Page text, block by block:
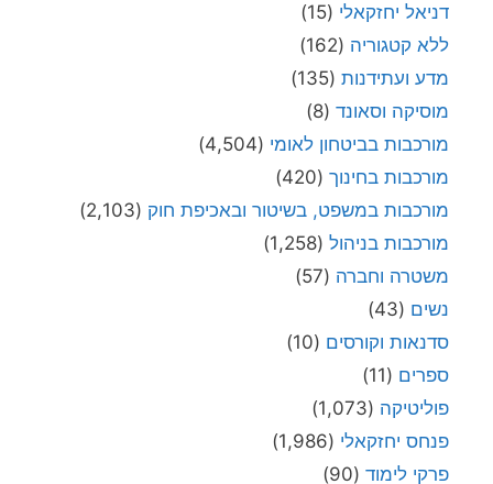
דניאל יחזקאלי (15)
ללא קטגוריה (162)
מדע ועתידנות (135)
מוסיקה וסאונד (8)
מורכבות בביטחון לאומי (4,504)
מורכבות בחינוך (420)
מורכבות במשפט, בשיטור ובאכיפת חוק (2,103)
מורכבות בניהול (1,258)
משטרה וחברה (57)
נשים (43)
סדנאות וקורסים (10)
ספרים (11)
פוליטיקה (1,073)
פנחס יחזקאלי (1,986)
פרקי לימוד (90)